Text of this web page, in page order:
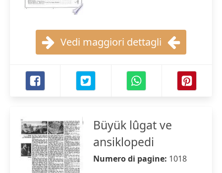
Vedi maggiori dettagli
Büyük lûgat ve
ansiklopedi
Numero di pagine: 1018